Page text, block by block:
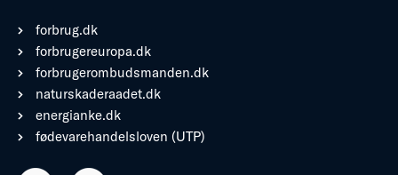
forbrug.dk
forbrugereuropa.dk
forbrugerombudsmanden.dk
naturskaderaadet.dk
energianke.dk
fødevarehandelsloven (UTP)